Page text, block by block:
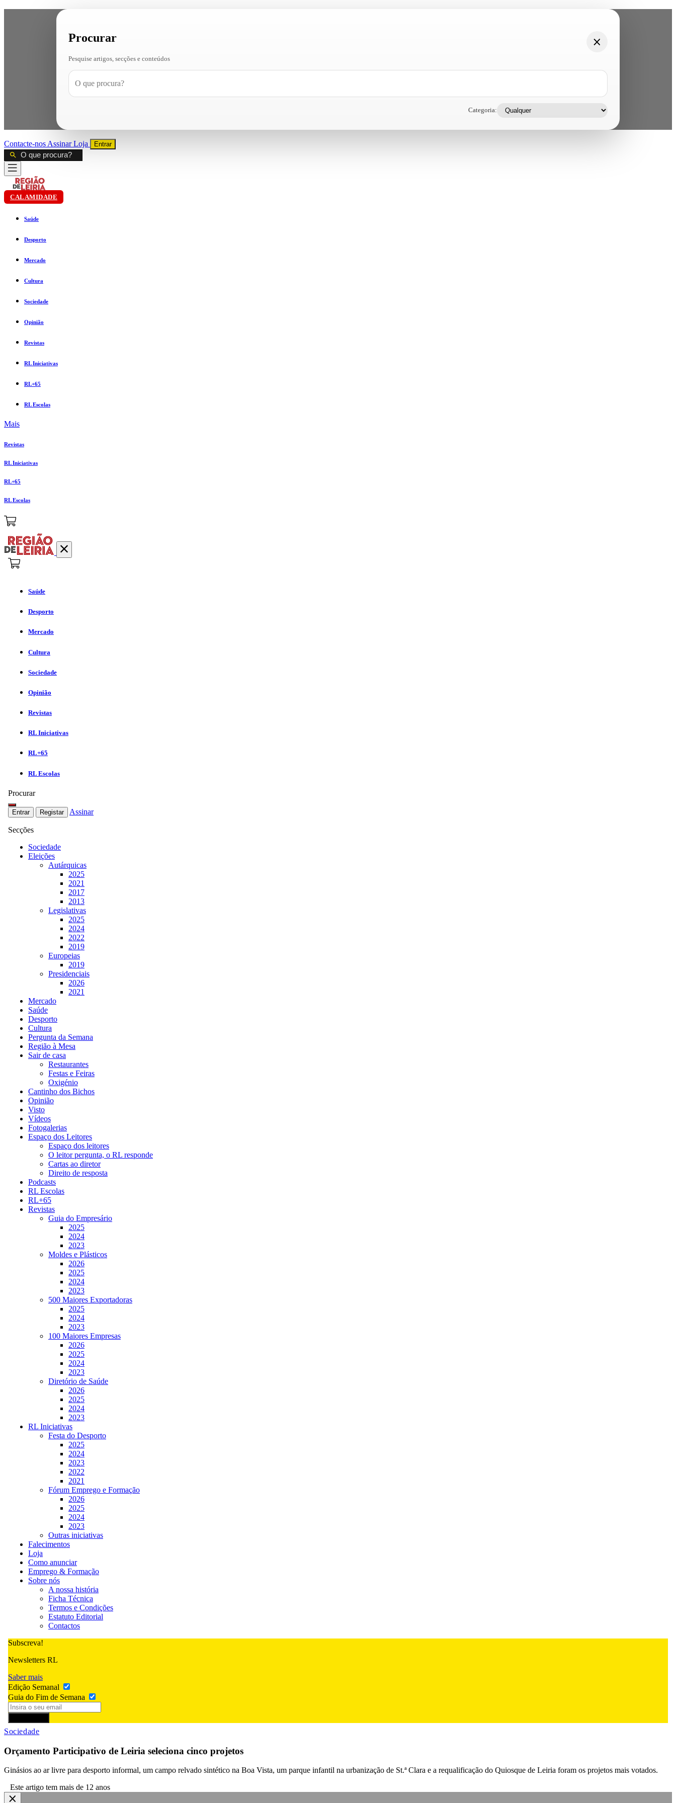
Procurar
Pesquise artigos, secções e conteúdos
Categoria:
Contacte-nos AssinarLoja Entrar
CALAMIDADE
Saúde
Desporto
Mercado
Cultura
Sociedade
Opinião
Revistas
RL Iniciativas
RL+65
RL Escolas
Mais
Revistas
RL Iniciativas
RL+65
RL Escolas
Saúde
Desporto
Mercado
Cultura
Sociedade
Opinião
Revistas
RL Iniciativas
RL+65
RL Escolas
Procurar
Entrar Registar Assinar
Secções
Sociedade
Eleições
Autárquicas
2025
2021
2017
2013
Legislativas
2025
2024
2022
2019
Europeias
2019
Presidenciais
2026
2021
Mercado
Saúde
Desporto
Cultura
Pergunta da Semana
Região à Mesa
Sair de casa
Restaurantes
Festas e Feiras
Oxigénio
Cantinho dos Bichos
Opinião
Visto
Vídeos
Fotogalerias
Espaço dos Leitores
Espaço dos leitores
O leitor pergunta, o RL responde
Cartas ao diretor
Direito de resposta
Podcasts
RL Escolas
RL+65
Revistas
Guia do Empresário
2025
2024
2023
Moldes e Plásticos
2026
2025
2024
2023
500 Maiores Exportadoras
2025
2024
2023
100 Maiores Empresas
2026
2025
2024
2023
Diretório de Saúde
2026
2025
2024
2023
RL Iniciativas
Festa do Desporto
2025
2024
2023
2022
2021
Fórum Emprego e Formação
2026
2025
2024
2023
Outras iniciativas
Falecimentos
Loja
Como anunciar
Emprego & Formação
Sobre nós
A nossa história
Ficha Técnica
Termos e Condições
Estatuto Editorial
Contactos
Subscreva!
Newsletters RL
Saber mais
Edição Semanal
Guia do Fim de Semana
Sociedade
Orçamento Participativo de Leiria seleciona cinco projetos
Ginásios ao ar livre para desporto informal, um campo relvado sintético na Boa Vista, um parque infantil na urbanização de St.ª Clara e a requalificação do Quiosque de Leiria foram os projetos mais votados.
Este artigo tem mais de 12 anos